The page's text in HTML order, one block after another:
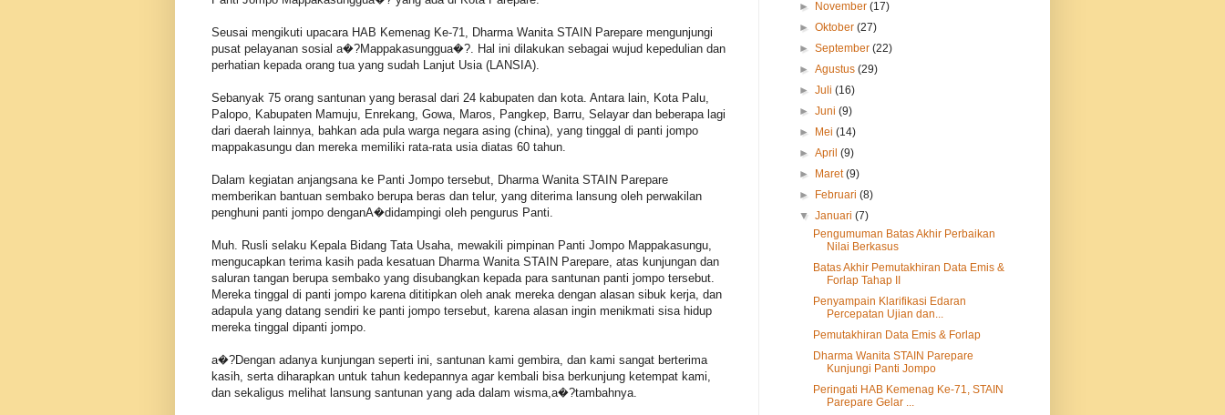
Seusai mengikuti upacara HAB Kemenag Ke-71, Dharma Wanita STAIN Parepare mengunjungi
pusat pelayanan sosial a�?Mappakasunggua�?. Hal ini dilakukan sebagai wujud kepedulian dan
perhatian kepada orang tua yang sudah Lanjut Usia (LANSIA).
Sebanyak 75 orang santunan yang berasal dari 24 kabupaten dan kota. Antara lain, Kota Palu,
Palopo, Kabupaten Mamuju, Enrekang, Gowa, Maros, Pangkep, Barru, Selayar dan beberapa lagi
dari daerah lainnya, bahkan ada pula warga negara asing (china), yang tinggal di panti jompo
mappakasungu dan mereka memiliki rata-rata usia diatas 60 tahun.
Dalam kegiatan anjangsana ke Panti Jompo tersebut, Dharma Wanita STAIN Parepare
memberikan bantuan sembako berupa beras dan telur, yang diterima lansung oleh perwakilan
penghuni panti jompo denganA�didampingi oleh pengurus Panti.
Muh. Rusli selaku Kepala Bidang Tata Usaha, mewakili pimpinan Panti Jompo Mappakasungu,
mengucapkan terima kasih pada kesatuan Dharma Wanita STAIN Parepare, atas kunjungan dan
saluran tangan berupa sembako yang disubangkan kepada para santunan panti jompo tersebut.
Mereka tinggal di panti jompo karena dititipkan oleh anak mereka dengan alasan sibuk kerja, dan
adapula yang datang sendiri ke panti jompo tersebut, karena alasan ingin menikmati sisa hidup
mereka tinggal dipanti jompo.
a�?Dengan adanya kunjungan seperti ini, santunan kami gembira, dan kami sangat berterima
kasih, serta diharapkan untuk tahun kedepannya agar kembali bisa berkunjung ketempat kami,
dan sekaligus melihat lansung santunan yang ada dalam wisma,a�?tambahnya.
► November(17)
►Oktober(27)
►September(22)
►Agustus(29)
►Juli(16)
►Juni(9)
► Mei(14)
►April(9)
► Maret(9)
► Februari(8)
▼Januari(7)
Pengumuman Batas Akhir Perbaikan
Nilai Berkasus
Batas Akhir Pemutakhiran Data Emis &
Forlap Tahap II
Penyampain Klarifikasi Edaran
Percepatan Ujian dan...
Pemutakhiran Data Emis & Forlap
Dharma Wanita STAIN Parepare
Kunjungi Panti Jompo
Peringati HAB Kemenag Ke-71, STAIN
Parepare Gelar ...